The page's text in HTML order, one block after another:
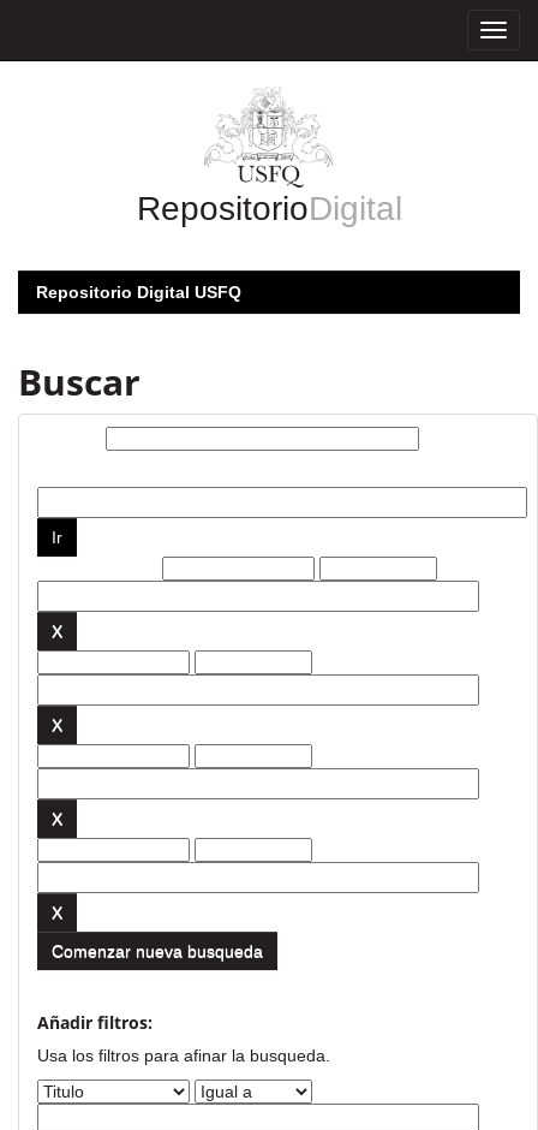
RepositorioDigital
Repositorio Digital USFQ
Buscar
Comenzar nueva busqueda
Añadir filtros:
Usa los filtros para afinar la busqueda.